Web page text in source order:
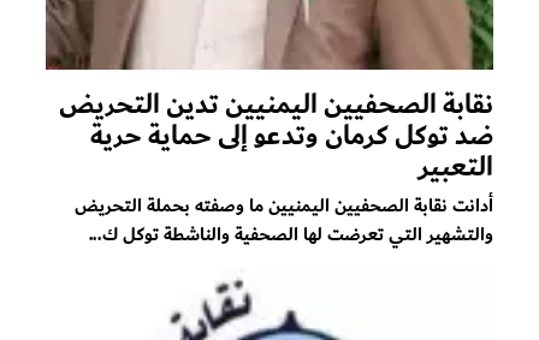
نقابة الصحفيين اليمنيين تدين التحريض
ضد توكل كرمان وتدعو إلى حماية حرية
التعبير
أدانت نقابة الصحفيين اليمنيين ما وصفته بحملة التحريض
والتشهير التي تعرضت لها الصحفية والناشطة توكل ك...